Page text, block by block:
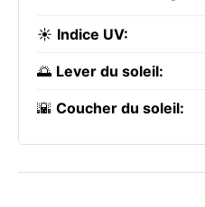
☀️ Indice UV:
🌅 Lever du soleil:
🌇 Coucher du soleil: